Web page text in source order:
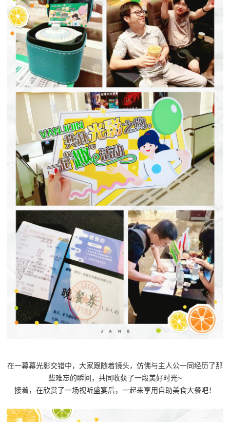
在一幕幕光影交错中，大家跟随着镜头，仿佛与主人公一同经历了那
些难忘的瞬间，共同收获了一段美好时光~
接着，在欣赏了一场视听盛宴后，一起来享用自助美食大餐吧！